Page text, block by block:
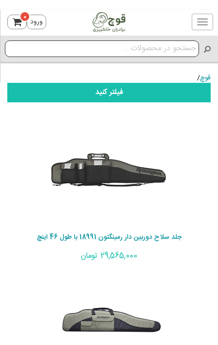
Toggle
navigation
ورود 0
قوچ/
فیلتر کنید
جلد سلاح دوربین دار رمینگتون 18991 با طول 46 اینچ
29,565,000 تومان